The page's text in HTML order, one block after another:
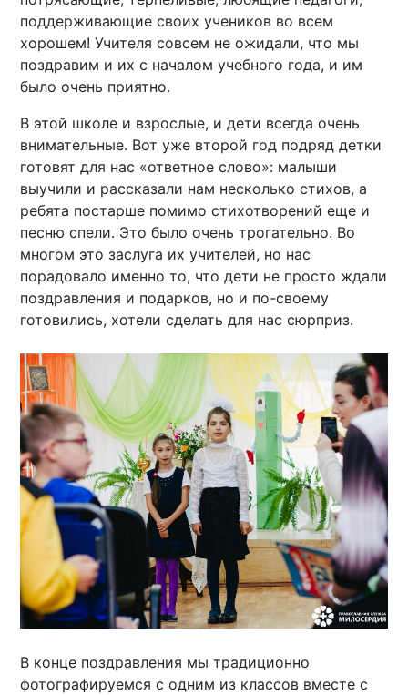
поддерживающие своих учеников во всем
хорошем! Учителя совсем не ожидали, что мы
поздравим и их с началом учебного года, и им
было очень приятно.
В этой школе и взрослые, и дети всегда очень
внимательные. Вот уже второй год подряд детки
готовят для нас «ответное слово»: малыши
выучили и рассказали нам несколько стихов, а
ребята постарше помимо стихотворений еще и
песню спели. Это было очень трогательно. Во
многом это заслуга их учителей, но нас
порадовало именно то, что дети не просто ждали
поздравления и подарков, но и по-своему
готовились, хотели сделать для нас сюрприз.
В конце поздравления мы традиционно
фотографируемся с одним из классов вместе с